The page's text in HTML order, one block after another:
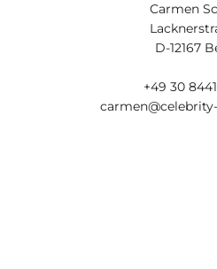
Carmen
D-12167
+49 30